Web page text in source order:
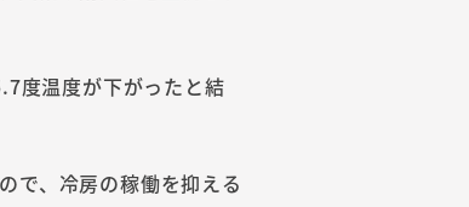
度温度が下がったと結
で、冷房の稼働を抑える